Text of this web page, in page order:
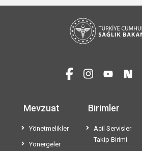
Mevzuat
Yönetmelikler
Yönergeler
Birimler
Acil Servisler
Takip Birimi